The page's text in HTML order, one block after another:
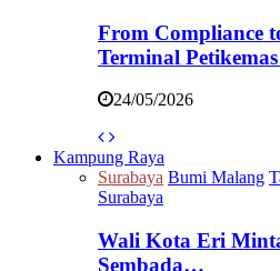
From Compliance
Terminal
24/05/2026
Kampung Raya
Surabaya Bumi Malang
Surabaya
Wali Kota Eri
Sembada…